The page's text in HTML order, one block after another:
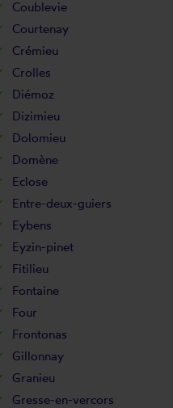
Coublevie
Courtenay
Crémieu
Crolles
Diémoz
Dizimieu
Dolomieu
Domène
Eclose
Entre-deux-guiers
Eybens
Eyzin-pinet
Fitilieu
Fontaine
Four
Frontonas
Gillonnay
Granieu
Gresse-en-vercors